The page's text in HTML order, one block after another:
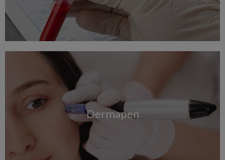
Dermapen